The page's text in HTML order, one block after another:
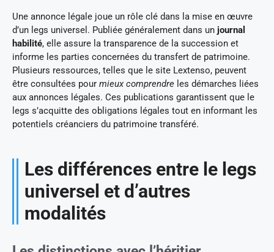
Une annonce légale joue un rôle clé dans la mise en œuvre
d’un legs universel. Publiée généralement dans un journal
habilité, elle assure la transparence de la succession et
informe les parties concernées du transfert de patrimoine.
Plusieurs ressources, telles que le site Lextenso, peuvent
être consultées pour mieux comprendre les démarches liées
aux annonces légales. Ces publications garantissent que le
legs s’acquitte des obligations légales tout en informant les
potentiels créanciers du patrimoine transféré.
Les différences entre le legs
universel et d’autres
modalités